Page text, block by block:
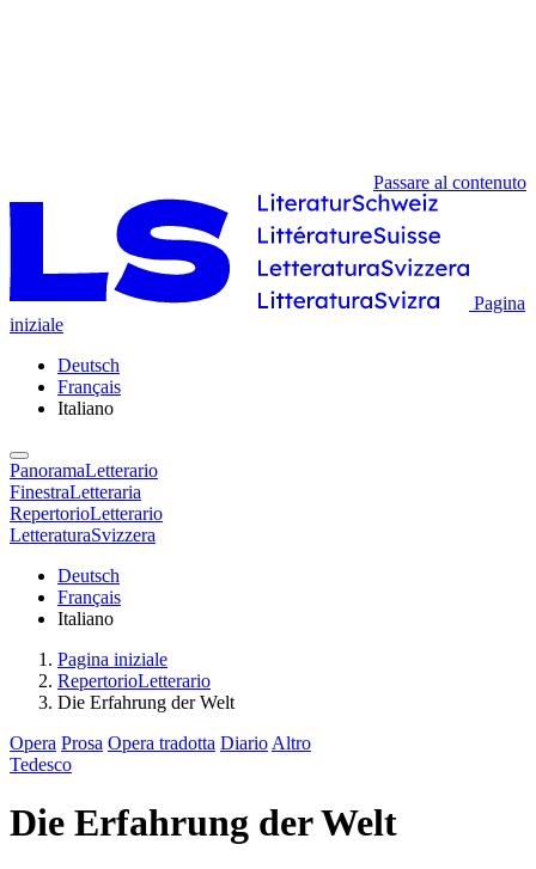
Passare al contenuto
Pagina
iniziale
Deutsch
Français
Italiano
PanoramaLetterario
FinestraLetteraria
RepertorioLetterario
LetteraturaSvizzera
Deutsch
Français
Italiano
Pagina iniziale
RepertorioLetterario
Die Erfahrung der Welt
Opera Prosa Opera tradotta Diario Altro
Tedesco
Die Erfahrung der Welt